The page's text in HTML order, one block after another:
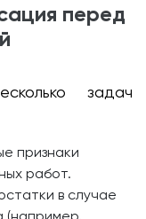
перед
задач
признаки
работ.
в случае